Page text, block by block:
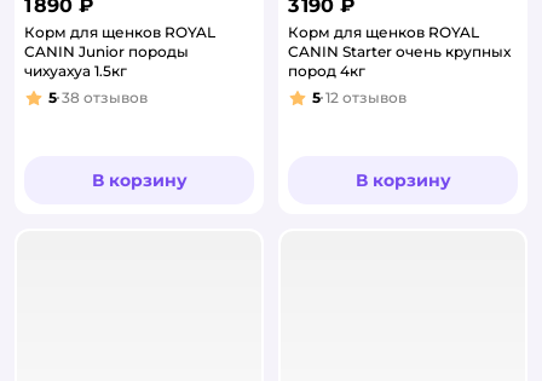
1 890 ₽
Корм для щенков ROYAL
CANIN Junior породы
чихуахуа 1.5кг
Рейтинг:
5 38 отзывов
В корзину
3 190 ₽
Корм для щенков ROYAL
CANIN Starter очень крупных
пород 4кг
Рейтинг:
5 12 отзывов
В корзину